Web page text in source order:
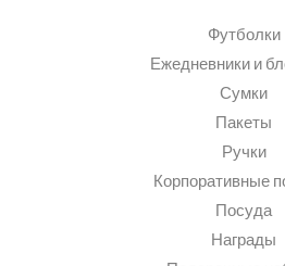
Футболки
Ежедневники и
Сумки
Пакеты
Ручки
Корпоративные
Посуда
Награды